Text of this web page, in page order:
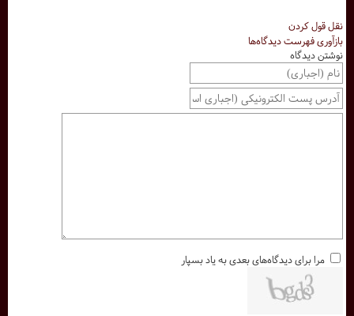
نقل قول کردن
بازآوری فهرست دیدگاه‌ها
نوشتن دیدگاه
مرا برای دیدگاه‌های بعدی به یاد بسپار